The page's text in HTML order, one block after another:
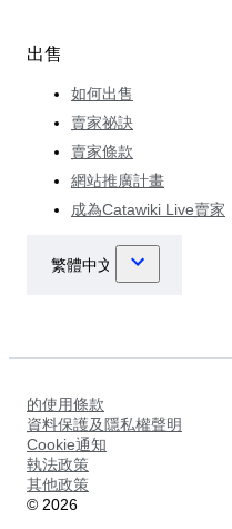
出售
如何出售
賣家祕訣
賣家條款
網站推廣計畫
成為Catawiki Live賣家
的使用條款
資料保護及隱私權聲明
Cookie通知
執法政策
其他政策
© 2026